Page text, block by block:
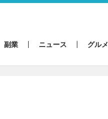
副業 ニュース グルメ